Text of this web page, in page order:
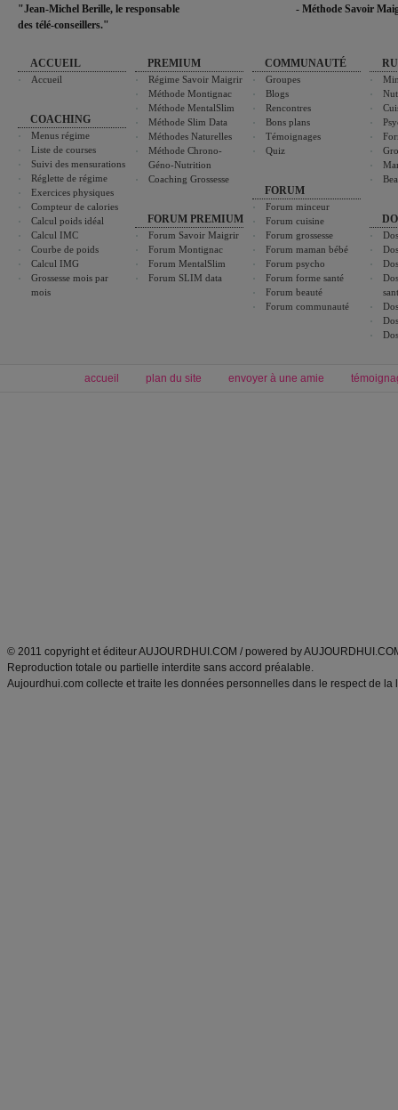
"Jean-Michel Berille, le responsable
des télé-conseillers."
- Méthode Savoir
ACCUEIL
Accueil
COACHING
Menus régime
Liste de courses
Suivi des mensurations
Réglette de régime
Exercices physiques
Compteur de calories
Calcul poids idéal
Calcul IMC
Courbe de poids
Calcul IMG
Grossesse mois par
mois
PREMIUM
Régime Savoir Maigrir
Méthode Montignac
Méthode MentalSlim
Méthode Slim Data
Méthodes Naturelles
Méthode Chrono-
Géno-Nutrition
Coaching Grossesse
FORUM PREMIUM
Forum Savoir Maigrir
Forum Montignac
Forum MentalSlim
Forum SLIM data
COMMUNAUTÉ
Groupes
Blogs
Rencontres
Bons plans
Témoignages
Quiz
FORUM
Forum minceur
Forum cuisine
Forum grossesse
Forum maman bébé
Forum psycho
Forum forme santé
Forum beauté
Forum communauté
accueil plan du site envoyer à une amie
© 2011 copyright et éditeur AUJOURDHUI.COM / powered by
Reproduction totale ou partielle interdite sans accord préalable.
Aujourdhui.com collecte et traite les données personnelles dans le respect de